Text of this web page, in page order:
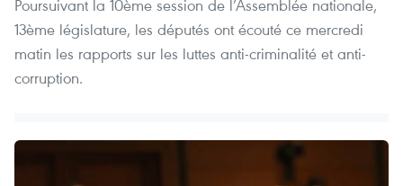
Poursuivant la 10ème session de l’Assemblée nationale,
13ème législature, les députés ont écouté ce mercredi
matin les rapports sur les luttes anti-criminalité et anti-
corruption.